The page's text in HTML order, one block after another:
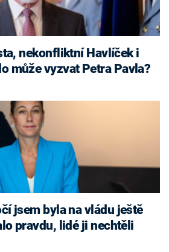
může vyzvat Petra Pavla?
jsem byla na vládu ještě
pravdu, lidé ji nechtěli